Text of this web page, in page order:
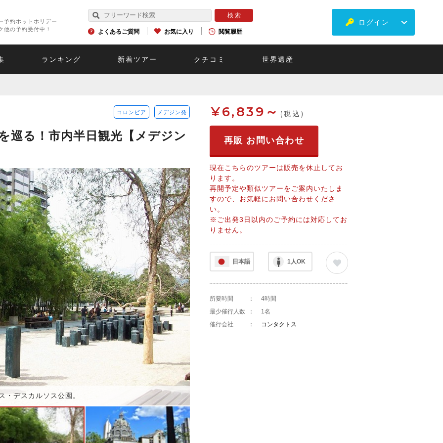
予約ホットホリデー
他の予約受付中！
よくあるご質問 お気に入り 閲覧履歴
ログイン
ランキング 新着ツアー クチコミ 世界遺産
コロンビア メデジン発
巡る！市内半日観光【メデジン
・デスカルソス公園。
¥6,839～ (税込)
再販 お問い合わせ
現在こちらのツアーは販売を休止してお
ります。
再開予定や類似ツアーをご案内いたしま
すので、お気軽にお問い合わせくださ
い。
※ご出発3日以内のご予約には対応してお
りません。
日本語 1人OK
所要時間 ：
4時間
最少催行人数
：
1名
催行会社
： コンタクトス